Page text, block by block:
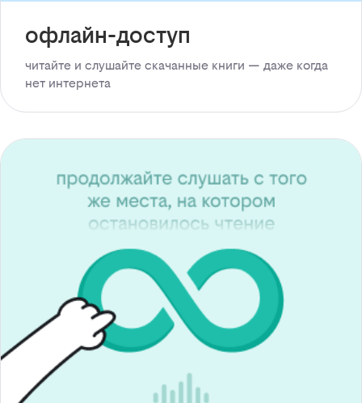
офлайн-доступ
читайте и слушайте скачанные книги — даже когда
нет интернета